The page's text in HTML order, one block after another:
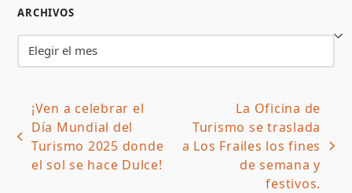
ARCHIVOS
Archivos
previous
post:
¡Ven a celebrar el
Día Mundial del
Turismo 2025 donde
el sol se hace Dulce!
next
La Oficina de
Turismo se traslada
a Los Frailes los fines
de semana y
festivos.